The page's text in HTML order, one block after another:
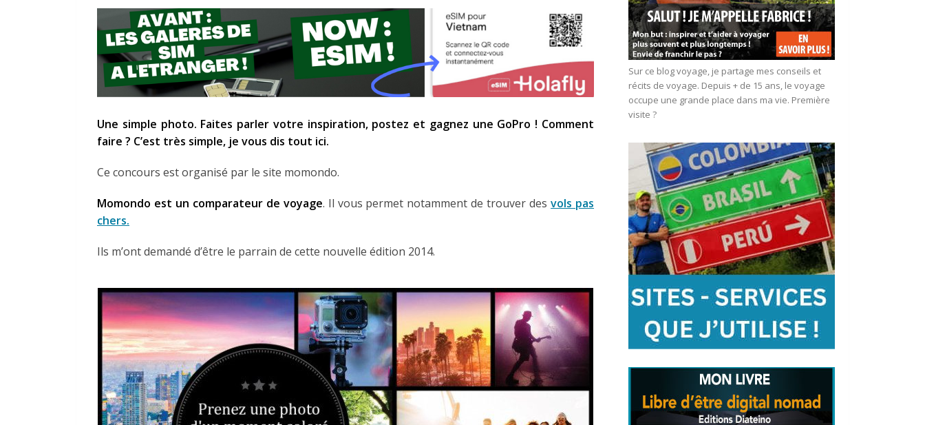
Une simple photo. Faites parler votre inspiration, postez et gagnez une GoPro ! Comment
faire ? C’est très simple, je vous dis tout ici.
Ce concours est organisé par le site momondo.
Momondo est un comparateur de voyage. Il vous permet notamment de trouver desvols pas
chers.
Ils m’ont demandé d’être le parrain de cette nouvelle édition 2014.
Sur ce blog voyage, je partage mes conseils et
récits de voyage. Depuis + de 15 ans, le voyage
occupe une grande place dans ma vie. Première
visite ?